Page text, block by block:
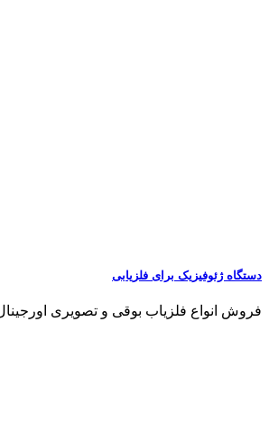
دستگاه ژئوفیزیک برای فلزیابی
فروش انواع فلزیاب بوقی و تصویری اورجینال